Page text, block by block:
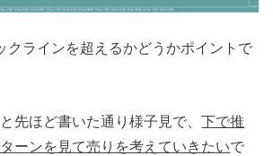
クラインを超えるかどうかポイントで
先ほど書いた通り様子見で、下で推
ーンを見て売りを考えていきたいで